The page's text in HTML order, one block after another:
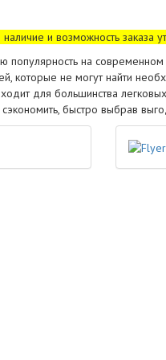
и возможность
популярность на
которые не могут найти
для большинства
быстро выбрав